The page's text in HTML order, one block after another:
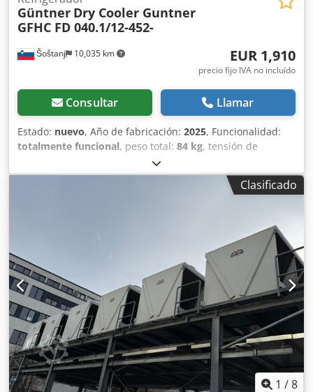
Šoštanj 10,035 km
Güntner Dry Cooler Guntner
GFHC FD 040.1/12-452-
EUR 1,910
precio fijo IVA no incluído
Consultar Llamar
Estado: nuevo, Año de fabricación: 2025, Funcionalidad:
totalmente funcional, peso total: 84 kg, tensión de
, Ofrecemos un enfriador seco Güntner
completamente nuevo, nunca utilizado, que incluye un
sistema de control de temperatura independiente con
sistema al aire ambiente sin consumir agua. Es adecuado
para cualquier aplicación en la que sea necesario enfriar
un circuito cerrado de agua/glicol. Dsdpfx Ajzl H A Tjckjck
Clasificado
1 /8